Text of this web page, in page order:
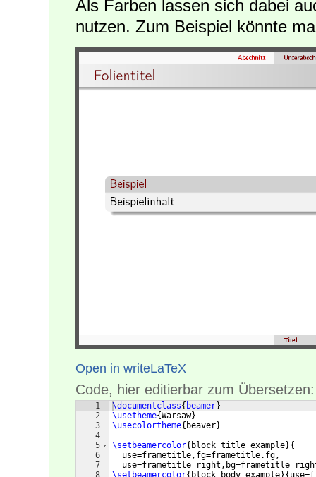
Als Farben lassen sich dabei
nutzen. Zum Beispiel könnte
Open in writeLaTeX
Code, hier editierbar zum Übersetzen:
1
2
3
4
5
6
7
\documentclass{ beamer}
\usetheme{Warsaw}
\usecolortheme{ beaver}
\setbeamercolor{ block title example}{
  use=frametitle,fg=frametitle.fg,
use=frametitle right,bg=frametitle